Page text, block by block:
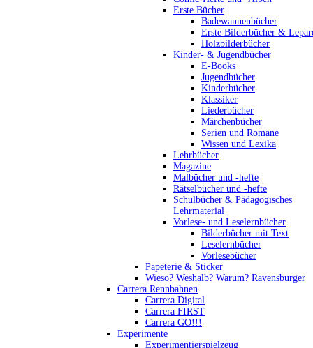
Erste Bücher
Badewannenbücher
Erste Bilderbücher &
Holzbilderbücher
Kinder- & Jugendbücher
E-Books
Jugendbücher
Kinderbücher
Klassiker
Liederbücher
Märchenbücher
Serien und Romane
Wissen und Lexika
Lehrbücher
Magazine
Malbücher und -hefte
Rätselbücher und -hefte
Schulbücher & Pädagogisches
Lehrmaterial
Vorlese- und Leselernbücher
Bilderbücher mit Text
Leselernbücher
Vorlesebücher
Papeterie & Sticker
Wieso? Weshalb? Warum? Ravensburger
Carrera Rennbahnen
Carrera Digital
Carrera FIRST
Carrera GO!!!
Experimente
Experimentierspielzeug